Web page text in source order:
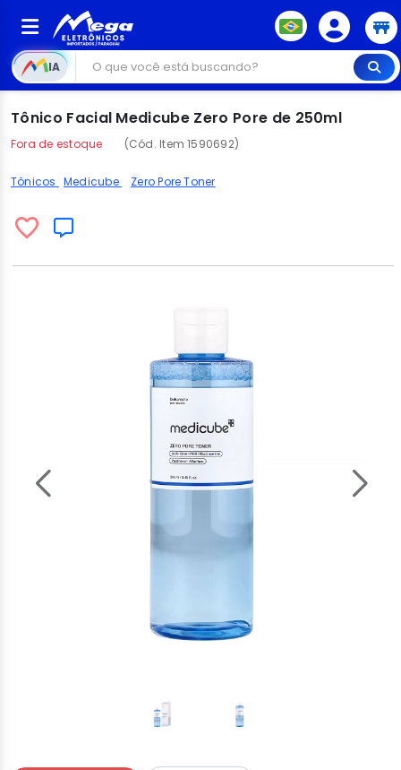
IA
Tônico Facial Medicube Zero Pore de 250ml
Fora de estoque (Cód. Item 1590692)
Tônicos Medicube Zero Pore Toner